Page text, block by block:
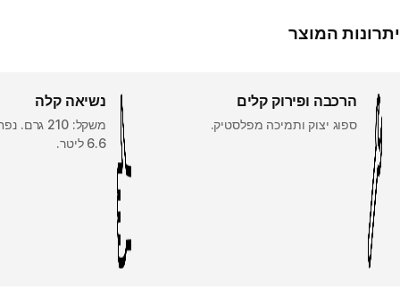
יתרונות המוצר
הרכבה ופירוק קלים
ספוג יצוק ותמיכה מפלסטיק.
נשיאה קלה
משקל: 210
6.6 ליטר.